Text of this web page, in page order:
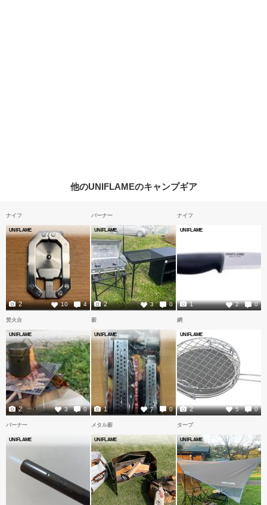
他のUNIFLAMEのキャンプギア
ナイフ
UNIFLAME
10 4
2
バーナー
UNIFLAME
3 0
2
ナイフ
UNIFLAME
2 0
1
焚火台
UNIFLAME
3 0
2
薪
UNIFLAME
7 0
1
網
UNIFLAME
5 0
2
バーナー
UNIFLAME
メタル薪
UNIFLAME
タープ
UNIFLAME